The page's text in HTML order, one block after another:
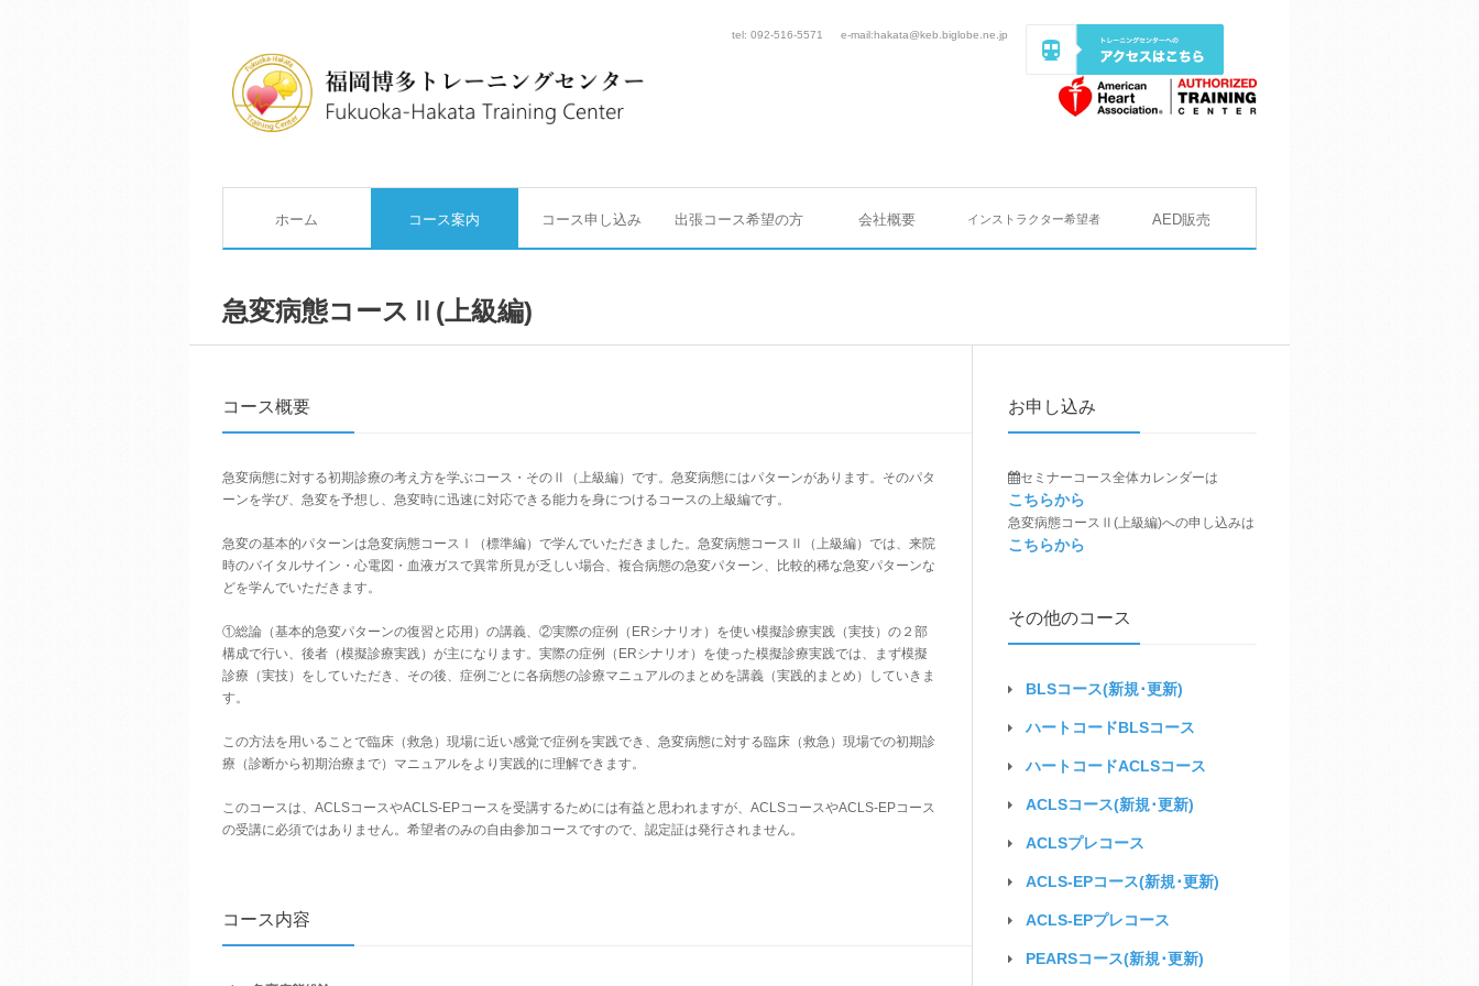
tel: 092-516-5571 e-mail:hakata@keb.biglobe.ne.jp
ホーム コース案内 コース申し込み 出張コース希望の方 会社概要 インストラクター希望者 AED販売
急変病態コースⅡ (上級編)
コース概要
急変病態に対する初期診療の考え方を学ぶコース・そのⅡ（上級編）です。急変病態にはパターンがあります。そのパタ
ーンを学び、急変を予想し、急変時に迅速に対応できる能力を身につけるコースの上級編です。
急変の基本的パターンは急変病態コースⅠ（標準編）で学んでいただきました。急変病態コースⅡ（上級編）では、来院
時のバイタルサイン・心電図・血液ガスで異常所見が乏しい場合、複合病態の急変パターン、比較的稀な急変パターンな
どを学んでいただきます。
①総論（基本的急変パターンの復習と応用）の講義、②実際の症例（ERシナリオ）を使い模擬診療実践（実技）の２部
構成で行い、後者（模擬診療実践）が主になります。実際の症例（ERシナリオ）を使った模擬診療実践では、まず模擬
診療（実技）をしていただき、その後、症例ごとに各病態の診療マニュアルのまとめを講義（実践的まとめ）していきま
す。
この方法を用いることで臨床（救急）現場に近い感覚で症例を実践でき、急変病態に対する臨床（救急）現場での初期診
療（診断から初期治療まで）マニュアルをより実践的に理解できます。
このコースは、ACLSコースやACLS-EPコースを受講するためには有益と思われますが、ACLSコースやACLS-EPコース
の受講に必須ではありません。希望者のみの自由参加コースですので、認定証は発行されません。
コース内容
お申し込み
セミナーコース全体カレンダーは
こちらから
急変病態コースⅡ(上級編)への申し込みは
こちらから
その他のコース
BLSコース(新規･更新)
ハートコードBLSコース
ハートコードACLSコース
ACLSコース(新規･更新)
ACLSプレコース
ACLS-EPコース(新規･更新)
ACLS-EPプレコース
PEARSコース(新規･更新)